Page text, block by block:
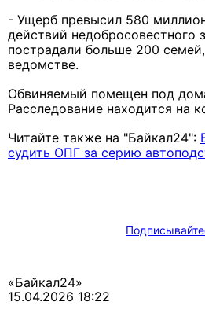
- Ущерб превысил 580
действий недобросовестного
пострадали больше 200
ведомстве.
Обвиняемый помещен под
Расследование находится на
Читайте также на "Байкал24":
судить ОПГ за серию
«Байкал24»
15.04.2026 18:22